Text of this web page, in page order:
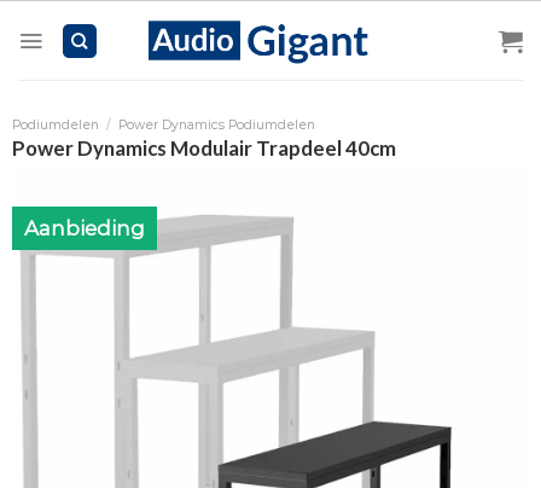
Podiumdelen / Power Dynamics Podiumdelen
Power Dynamics Modulair Trapdeel 40cm
Aanbieding